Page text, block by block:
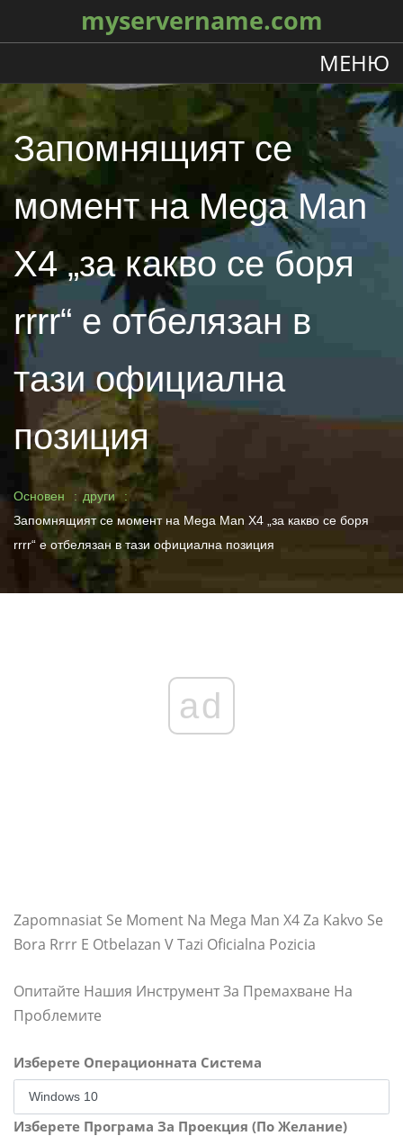
myservername.com
МЕНЮ
Запомнящият се
момент на Mega Man
X4 „за какво се боря
rrrr“ е отбелязан в
тази официална
позиция
Основен
други
Запомнящият се момент на Mega Man X4 „за какво се боря
rrrr“ е отбелязан в тази официална позиция
ad
Zapomnasiat Se Moment Na Mega Man X4 Za Kakvo Se
Bora Rrrr E Otbelazan V Tazi Oficialna Pozicia
Опитайте Нашия Инструмент За Премахване На
Проблемите
Изберете Операционната Система
Изберете Програма За Проекция (По Желание)